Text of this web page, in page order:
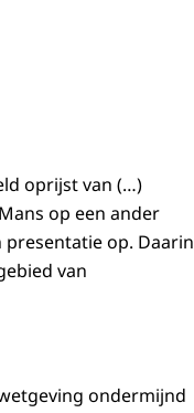
oprijst van (…)
op een ander
presentatie op. Daarin
van
ondermijnd